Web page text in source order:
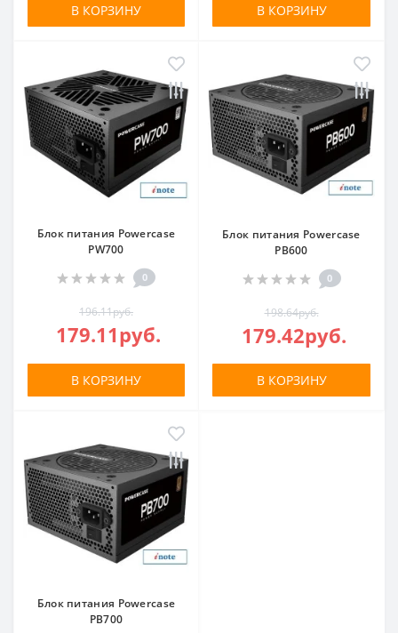
В КОРЗИНУ В КОРЗИНУ
Блок питания Powercase
PW700
0
196.11руб.
179.11руб.
В КОРЗИНУ
Блок питания Powercase
PB600
0
198.64руб.
179.42руб.
В КОРЗИНУ
Блок питания Powercase
PB700